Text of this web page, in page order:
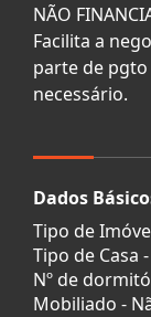
NÃO
Facilita a
parte de
necessário.
Dados
Tipo de
Tipo de Casa
Nº de
Mobiliado -